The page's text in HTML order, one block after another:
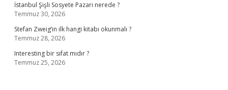
İstanbul Şişli Sosyete Pazarı nerede ?
Temmuz 30, 2026
Stefan Zweig’in ilk hangi kitabı okunmalı ?
Temmuz 28, 2026
Interesting bir sıfat mıdır ?
Temmuz 25, 2026